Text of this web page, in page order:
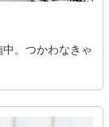
。つかわなきゃ